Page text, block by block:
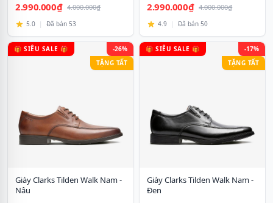
2.990.000₫ 4.000.000₫
5.0 | Đã bán 53
2.990.000₫ 4.000.000₫
4.9 | Đã bán 50
🎁 SIÊU SALE 🎁
-26%
TẶNG TẤT
Giày Clarks Tilden Walk Nam -
Nâu
🎁 SIÊU SALE 🎁
-17%
TẶNG TẤT
Giày Clarks Tilden Walk Nam -
Đen